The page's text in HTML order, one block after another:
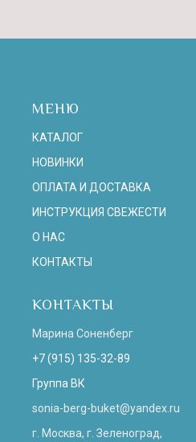
МЕНЮ
КАТАЛОГ
НОВИНКИ
ОПЛАТА И ДОСТАВКА
ИНСТРУКЦИЯ СВЕЖЕСТИ
О НАС
КОНТАКТЫ
КОНТАКТЫ
Марина Соненберг
+7 (915) 135-32-89
Группа ВК
sonia-berg-buket@yandex.ru
г. Москва, г. Зеленоград,